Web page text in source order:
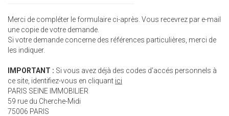
Merci de compléter le formulaire ci-après. Vous recevrez par e-mail
une copie de votre demande.
Si votre demande concerne des références particulières, merci de
les indiquer.
IMPORTANT : Si vous avez déjà des codes d'accés personnels à
ce site, identifiez-vous en cliquant ici
PARIS SEINE IMMOBILIER
59 rue du Cherche-Midi
75006 PARIS